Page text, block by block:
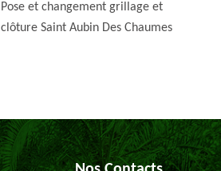
Pose et changement grillage et
clôture Saint Aubin Des Chaumes